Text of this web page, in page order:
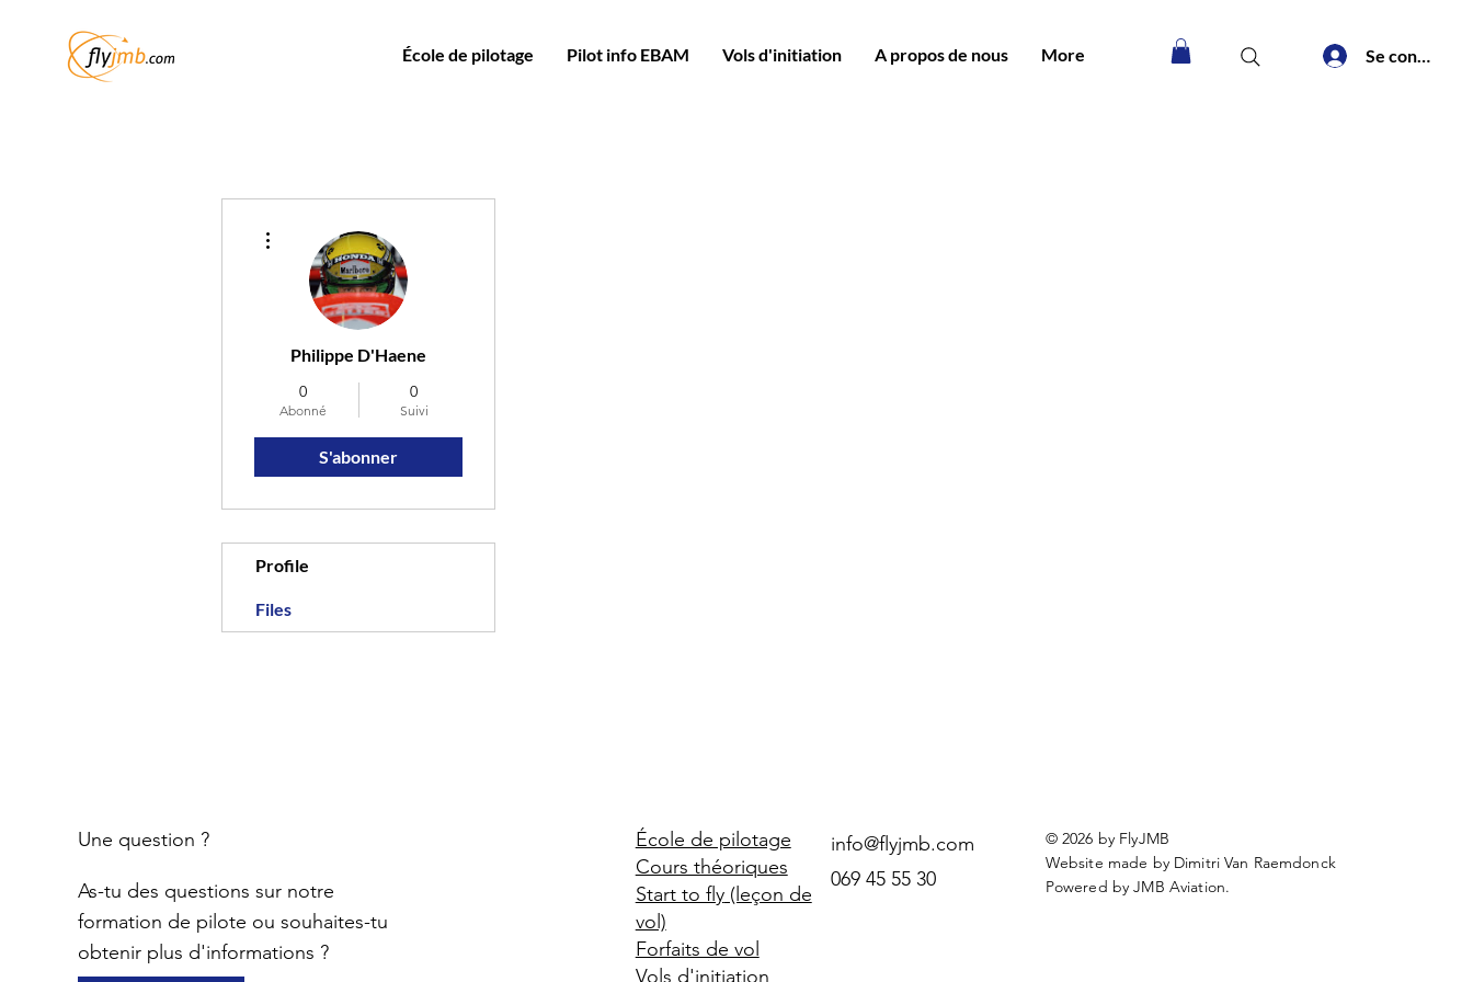
École de pilotage Pilot info EBAM Vols d'initiation A propos de nous More Se connecter
Philippe D'Haene
0
Abonné
0
Suivi
S'abonner
Profile
Files
Une question ?
As-tu des questions sur notre
formation de pilote ou souhaites-tu
obtenir plus d'informations ?
École de pilotage
Cours théoriques
Start to fly(leçon de
vol)
Forfaits de vol
Vols d'initiation
info@flyjmb.com
069 45 55 30
© 2026 by FlyJMB
Website made by Dimitri Van Raemdonck
Powered by JMB Aviation.